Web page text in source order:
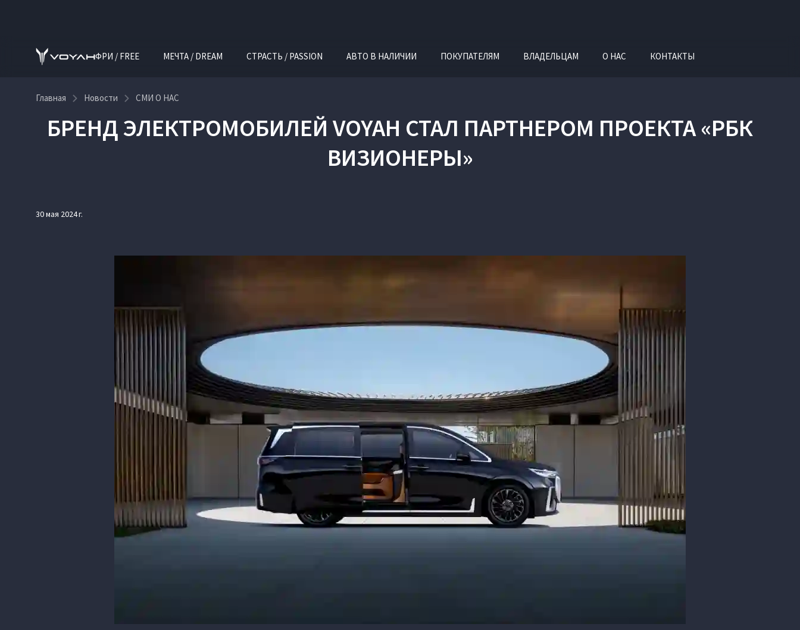
ФРИ / FREE МЕЧТА / DREAM СТРАСТЬ / PASSION АВТО В НАЛИЧИИ ПОКУПАТЕЛЯМ ВЛАДЕЛЬЦАМ О НАС КОНТАКТЫ
Главная Новости СМИ О НАС
БРЕНД ЭЛЕКТРОМОБИЛЕЙ VOYAH СТАЛ ПАРТНЕРОМ ПРОЕКТА «РБК
ВИЗИОНЕРЫ»
30 мая 2024 г.